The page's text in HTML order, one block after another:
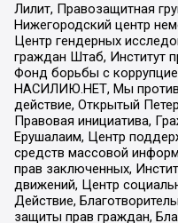
Лилит, Правозащитная
Нижегородский центр
Центр гендерных
граждан Штаб, Институт
Фонд борьбы с
НАСИЛИЮ.НЕТ, Мы
действие, Открытый
Правовая инициатива,
Ерушалаим, Центр
средств массовой
прав заключенных,
движений, Центр
Действие,
защиты прав граждан,